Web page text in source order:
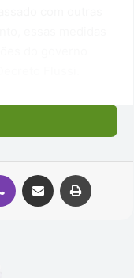
Viber Compartilhar via e-mail